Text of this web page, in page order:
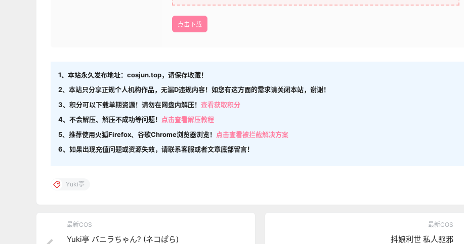
点击下载
1、本站永久发布地址：cosjun.top，请保存收藏！
2、本站只分享正规个人机构作品，无漏D违规内容！如您有这方面的需求请关闭本站，谢谢！
3、积分可以下载单期资源！请勿在网盘内解压！ 查看获取积分
4、不会解压、解压不成功等问题！
点击查看解压教程
5、推荐使用火狐Firefox、谷歌Chrome浏览器浏览！
点击查看被拦截解决方案
6、如果出现充值问题或资源失效，请联系客服或者文章底部留言！
Yuki亭
最新COS
Yuki亭 バニラちゃん? (ネコぱら)
最新COS
抖娘利世 私人驱邪